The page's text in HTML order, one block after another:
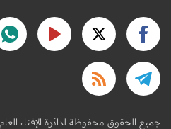
2024 © جميع الحقوق محفوظة لدائرة الإفتاء العام